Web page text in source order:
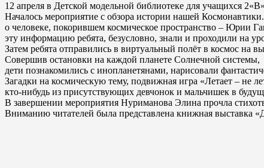
12 апреля в Детской модельной библиотеке для учащихся
Началось мероприятие с обзора истории нашей
о человеке, покорившем космическое пространство – Юрии
эту информацию ребята, безусловно, знали и проходили на
Затем ребята отправились в виртуальный полёт в космос на
Совершив остановки на каждой планете Солнечной системы,
дети познакомились с инопланетянами, нарисовали
Загадки на космическую тему, подвижная игра «Летает – не
кто-нибудь из присутствующих девчонок и мальчишек в
В завершении мероприятия Нуриманова Элина прочла
Вниманию читателей была представлена книжная выставка